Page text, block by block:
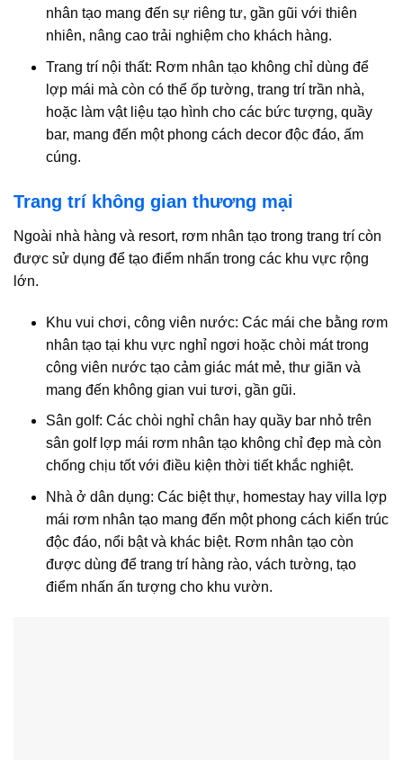
nhân tạo mang đến sự riêng tư, gần gũi với thiên
nhiên, nâng cao trải nghiệm cho khách hàng.
Trang trí nội thất: Rơm nhân tạo không chỉ dùng để
lợp mái mà còn có thể ốp tường, trang trí trần nhà,
hoặc làm vật liệu tạo hình cho các bức tượng, quầy
bar, mang đến một phong cách decor độc đáo, ấm
cúng.
Trang trí không gian thương mại
Ngoài nhà hàng và resort, rơm nhân tạo trong trang trí còn
được sử dụng để tạo điểm nhấn trong các khu vực rộng
lớn.
Khu vui chơi, công viên nước: Các mái che bằng rơm
nhân tạo tại khu vực nghỉ ngơi hoặc chòi mát trong
công viên nước tạo cảm giác mát mẻ, thư giãn và
mang đến không gian vui tươi, gần gũi.
Sân golf: Các chòi nghỉ chân hay quầy bar nhỏ trên
sân golf lợp mái rơm nhân tạo không chỉ đẹp mà còn
chống chịu tốt với điều kiện thời tiết khắc nghiệt.
Nhà ở dân dụng: Các biệt thự, homestay hay villa lợp
mái rơm nhân tạo mang đến một phong cách kiến trúc
độc đáo, nổi bật và khác biệt. Rơm nhân tạo còn
được dùng để trang trí hàng rào, vách tường, tạo
điểm nhấn ấn tượng cho khu vườn.